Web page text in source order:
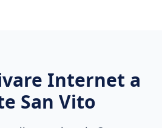
Internet a
San Vito